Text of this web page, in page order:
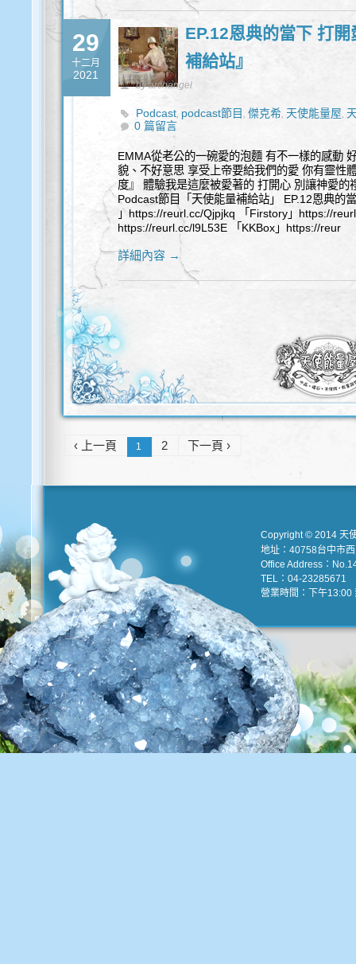
29
十二月
2021
EP.12恩典的當下 打
補給站』
by archangel
Podcast, podcast節目 ,傑克希, 天使能量屋,
0 篇留言
EMMA從老公的一碗愛的泡麵 有不一樣的感動
貌、不好意思 享受上帝要給我們的愛 你有靈性
度』 體驗我是這麼被愛著的 打開心 別讓神愛
Podcast節目「天使能量補給站」 EP.12恩典的
」https://reurl.cc/Qjpjkq 「Firstory」https://
https://reurl.cc/l9L53E 「KKBox」https://reur
詳細內容 →
‹ 上一頁 1 2 下一頁 ›
Copyright © 2014 天
地址：40758台中市
Office Address：
TEL：04-23285671
營業時間：下午13:00